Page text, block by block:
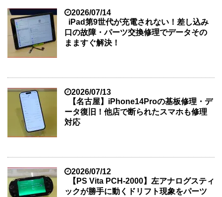
2026/07/14
iPad第9世代が充電されない！差し込み
口の故障・パーツ交換修理でデータその
まますぐ解決！
2026/07/13
【名古屋】iPhone14Proの基板修理・デ
ータ復旧！他店で断られたスマホも修理
対応
2026/07/12
【PS Vita PCH-2000】左アナログスティ
ックが勝手に動くドリフト現象をパーツ